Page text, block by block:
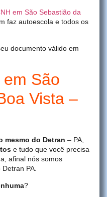
em São Sebastião da
faz autoescola e todos os
documento válido em
São
Vista –
mesmo do Detran – PA,
e tudo que você precisa
afinal nós somos
PA.
?